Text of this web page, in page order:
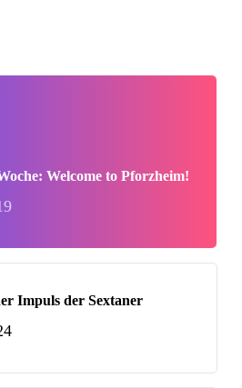
Welcome to Pforzheim!
Impuls der Sextaner